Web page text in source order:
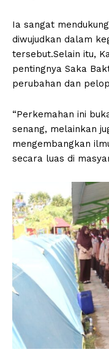
Ia sangat
diwujudkan dalam
tersebut.Selain itu,
pentingnya Saka
perubahan dan
“Perkemahan ini
senang, melainkan
mengembangkan
secara luas di